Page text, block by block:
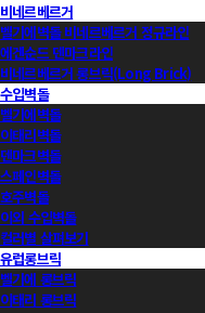
비네르베르거
벨기에벽돌 비네르베르거 정규라인
에겐순드 덴마크라인
비네르베르거 롱브릭(Long Brick)
수입벽돌
벨기에벽돌
이태리벽돌
덴마크벽돌
스페인벽돌
호주벽돌
이외 수입벽돌
컬러별 살펴보기
유럽롱브릭
벨기에 롱브릭
이태리 롱브릭